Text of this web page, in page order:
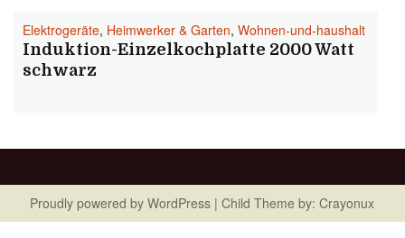
Elektrogeräte, Heimwerker & Garten, Wohnen-und-haushalt
Induktion-Einzelkochplatte 2000 Watt
schwarz
Proudly powered by WordPress | Child Theme by: Crayonux